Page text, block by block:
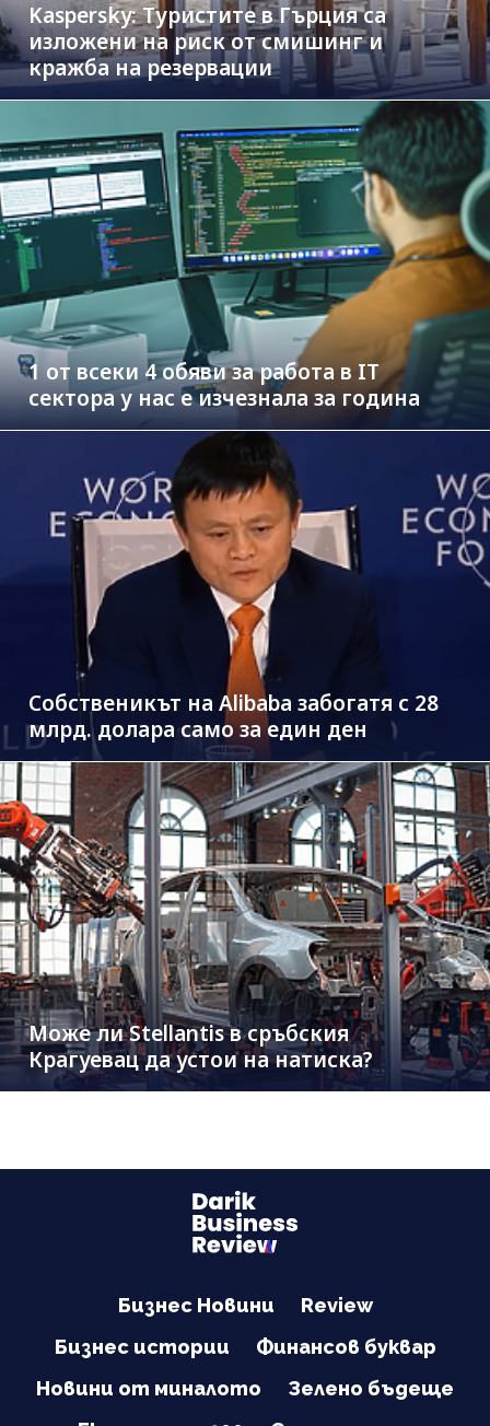
Kaspersky: Туристите в Гърция са
изложени на риск от смишинг и
кражба на резервации
1 от всеки 4 обяви за работа в IT
сектора у нас е изчезнала за година
Собственикът на Alibaba забогатя с 28
млрд. долара само за един ден
Може ли Stellantis в сръбския
Крагуевац да устои на натиска?
Бизнес Новини
Review
Бизнес истории
Финансов буквар
Новини от миналото
Зелено бъдеще